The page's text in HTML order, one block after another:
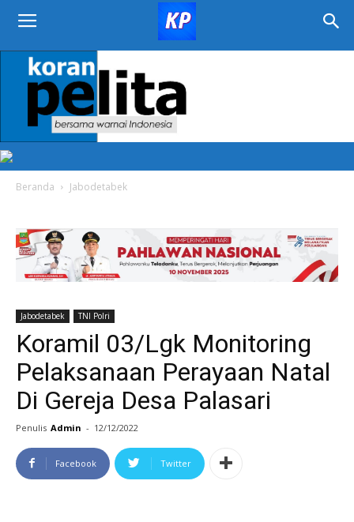
KORAN
PELITA
Beranda Jabodetabek
Jabodetabek TNI Polri
Koramil 03/Lgk Monitoring
Pelaksanaan Perayaan Natal
Di Gereja Desa Palasari
Penulis Admin - 12/12/2022
Facebook Twitter